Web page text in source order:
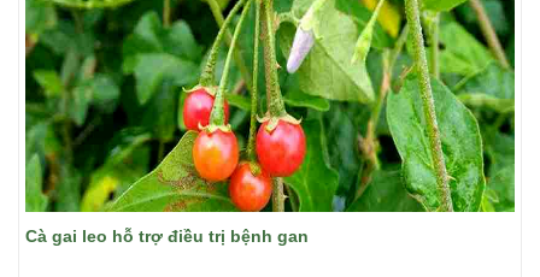
Cà gai leo hỗ trợ điều trị bệnh gan